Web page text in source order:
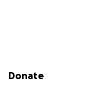
Secondary menu
Donate